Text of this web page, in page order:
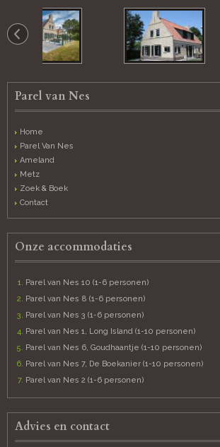
Parel van Nes
Home
Parel Van Nes
Ameland
Metz
Zoek & Boek
Contact
Onze accommodaties
Parel van Nes 10 (1-6 personen)
Parel van Nes 8 (1-6 personen)
Parel van Nes 3 (1-6 personen)
Parel van Nes 1, Long Island (1-10 personen)
Parel van Nes 6, Goudhaantje (1-10 personen)
Parel van Nes 7, De Boekanier (1-10 personen)
Parel van Nes 2 (1-6 personen)
Advies en contact